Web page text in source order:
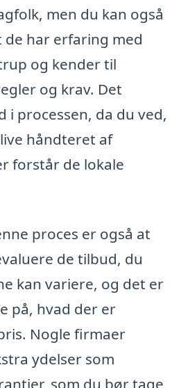
men du kan også
har erfaring med
og kender til
og krav. Det
i processen, da du ved,
håndteret af
forstår de lokale
proces er også at
de tilbud, du
kan variere, og det er
på, hvad der er
Nogle firmaer
ydelser som
som du bør tage